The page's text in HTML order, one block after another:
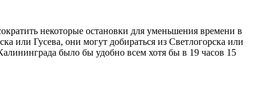
некоторые остановки для уменьшения времени в
или Гусева, они могут добираться из Светлогорска или
было бы удобно всем хотя бы в 19 часов 15